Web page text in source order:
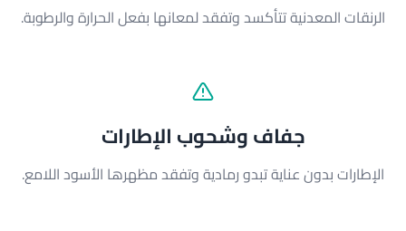
الرنقات المعدنية تتأكسد وتفقد لمعانها بفعل الحرارة والرطوبة.
جفاف وشحوب الإطارات
الإطارات بدون عناية تبدو رمادية وتفقد مظهرها الأسود اللامع.